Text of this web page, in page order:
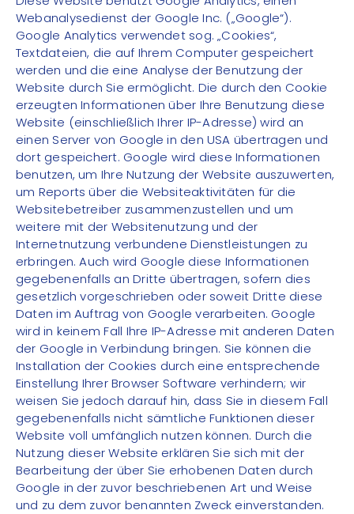
Webanalysedienst der Google Inc. („Google“).
Google Analytics verwendet sog. „Cookies“,
Textdateien, die auf Ihrem Computer gespeichert
werden und die eine Analyse der Benutzung der
Website durch Sie ermöglicht. Die durch den Cookie
erzeugten Informationen über Ihre Benutzung diese
Website (einschließlich Ihrer IP-Adresse) wird an
einen Server von Google in den USA übertragen und
dort gespeichert. Google wird diese Informationen
benutzen, um Ihre Nutzung der Website auszuwerten,
um Reports über die Websiteaktivitäten für die
Websitebetreiber zusammenzustellen und um
weitere mit der Websitenutzung und der
Internetnutzung verbundene Dienstleistungen zu
erbringen. Auch wird Google diese Informationen
gegebenenfalls an Dritte übertragen, sofern dies
gesetzlich vorgeschrieben oder soweit Dritte diese
Daten im Auftrag von Google verarbeiten. Google
wird in keinem Fall Ihre IP-Adresse mit anderen Daten
der Google in Verbindung bringen. Sie können die
Installation der Cookies durch eine entsprechende
Einstellung Ihrer Browser Software verhindern; wir
weisen Sie jedoch darauf hin, dass Sie in diesem Fall
gegebenenfalls nicht sämtliche Funktionen dieser
Website voll umfänglich nutzen können. Durch die
Nutzung dieser Website erklären Sie sich mit der
Bearbeitung der über Sie erhobenen Daten durch
Google in der zuvor beschriebenen Art und Weise
und zu dem zuvor benannten Zweck einverstanden.